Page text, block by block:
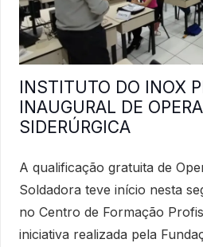
INSTITUTO DO INOX
INAUGURAL DE
SIDERÚRGICA
A qualificação gratuita de
Soldadora teve início nesta
no Centro de Formação
iniciativa realizada pela